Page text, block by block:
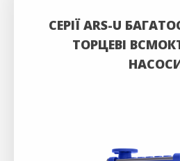
СЕРІЇ ARS-U
ТОРЦЕВІ